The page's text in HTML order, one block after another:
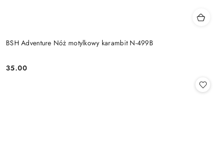
BSH Adventure Nóż motylkowy karambit N-499B
Cena:
35.00